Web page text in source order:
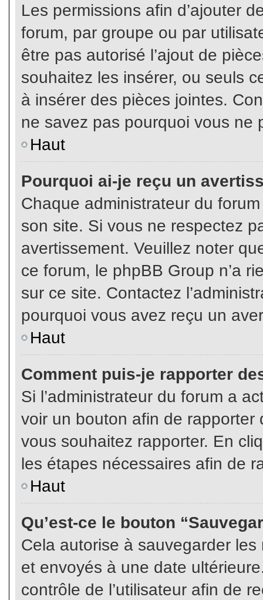
Les permissions afin d’ajouter
forum, par groupe ou par
être pas autorisé l’ajout de
souhaitez les insérer, ou seuls
à insérer des pièces jointes.
ne savez pas pourquoi vous ne
Haut
Pourquoi ai-je reçu un
Chaque administrateur du
son site. Si vous ne respectez
avertissement. Veuillez noter
ce forum, le phpBB Group n’a
sur ce site. Contactez
pourquoi vous avez reçu un
Haut
Comment puis-je rapporter
Si l’administrateur du forum a
voir un bouton afin de
vous souhaitez rapporter. En
les étapes nécessaires afin de
Haut
Qu’est-ce le bouton
Cela autorise à sauvegarder
et envoyés à une date
contrôle de l’utilisateur afin de